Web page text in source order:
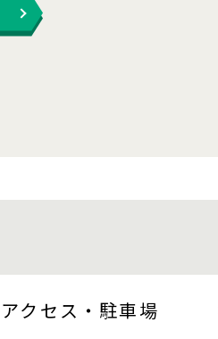
アクセス ・駐車場